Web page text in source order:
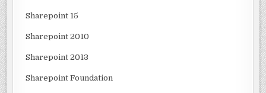
Sharepoint 15
Sharepoint 2010
Sharepoint 2013
Sharepoint Foundation